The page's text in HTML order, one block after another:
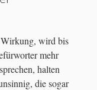
Studien
um 18:00
Wirkung, wird bis
mehr
halten
die sogar